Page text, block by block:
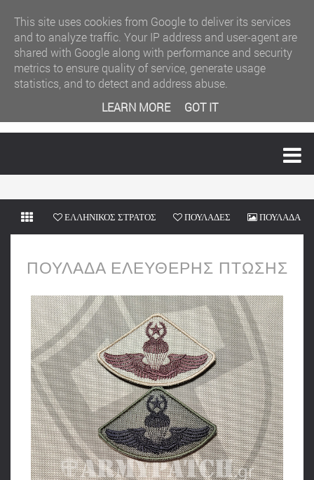
ΕΛΛΗΝΙΚΟΣ ΣΤΡΑΤΟΣ ΠΟΥΛΑΔΕΣ ΠΟΥΛΑΔΑ
ΠΟΥΛΑΔΑ ΕΛΕΥΘΕΡΗΣ ΠΤΩΣΗΣ
This site uses cookies from Google to deliver its services
and to analyze traffic. Your IP address and user-agent are
shared with Google along with performance and security
metrics to ensure quality of service, generate usage
statistics, and to detect and address abuse.
LEARN MORE
GOT IT